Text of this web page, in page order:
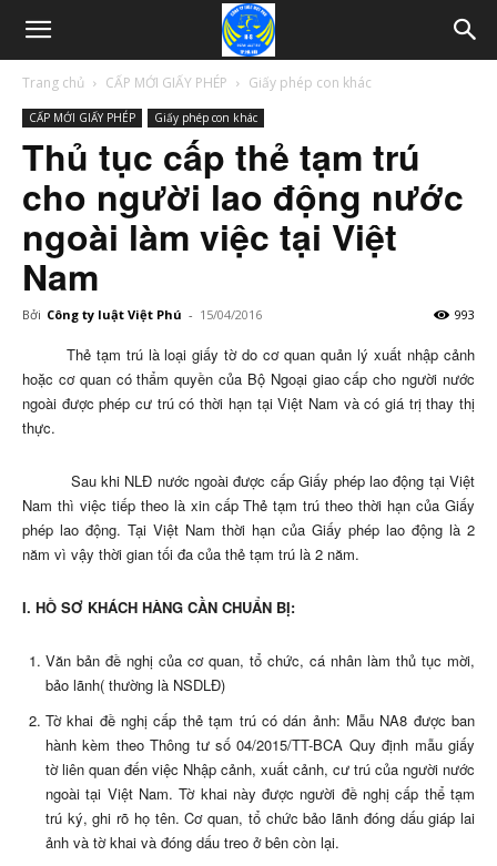
Trang chủ CẤP MỚI GIẤY PHÉP Giấy phép con khác
CẤP MỚI GIẤY PHÉP Giấy phép con khác
Thủ tục cấp thẻ tạm trú
cho người lao động nước
ngoài làm việc tại Việt
Nam
Bởi Công ty luật Việt Phú - 15/04/2016 993
Thẻ tạm trú là loại giấy tờ do cơ quan quản lý xuất nhập cảnh
hoặc cơ quan có thẩm quyền của Bộ Ngoại giao cấp cho người nước
ngoài được phép cư trú có thời hạn tại Việt Nam và có giá trị thay thị
thực.
Sau khi NLĐ nước ngoài được cấp Giấy phép lao động tại Việt
Nam thì việc tiếp theo là xin cấp Thẻ tạm trú theo thời hạn của Giấy
phép lao động. Tại Việt Nam thời hạn của Giấy phép lao động là 2
năm vì vậy thời gian tối đa của thẻ tạm trú là 2 năm.
I. HỒ SƠ KHÁCH HÀNG CẦN CHUẨN BỊ:
Văn bản đề nghị của cơ quan, tổ chức, cá nhân làm thủ tục mời,
bảo lãnh( thường là NSDLĐ)
Tờ khai đề nghị cấp thẻ tạm trú có dán ảnh: Mẫu NA8 được ban
hành kèm theo Thông tư số 04/2015/TT-BCA Quy định mẫu giấy
tờ liên quan đến việc Nhập cảnh, xuất cảnh, cư trú của người nước
ngoài tại Việt Nam. Tờ khai này được người đề nghị cấp thể tạm
trú ký, ghi rõ họ tên. Cơ quan, tổ chức bảo lãnh đóng dấu giáp lai
ảnh và tờ khai và đóng dấu treo ở bên còn lại.